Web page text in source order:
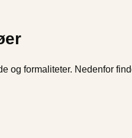
og formaliteter. Nedenfor